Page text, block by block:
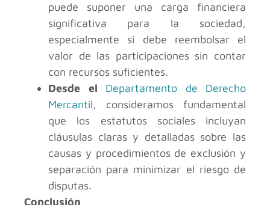
puede suponer una carga financiera
significativa para la sociedad,
especialmente si debe reembolsar el
valor de las participaciones sin contar
con recursos suficientes.
Desde el Departamento de Derecho
Mercantil, consideramos fundamental
que los estatutos sociales incluyan
cláusulas claras y detalladas sobre las
causas y procedimientos de exclusión y
separación para minimizar el riesgo de
disputas.
Conclusión